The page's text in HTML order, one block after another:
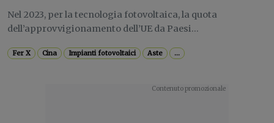
Nel 2023, per la tecnologia fotovoltaica, la quota
dell’approvvigionamento dell’UE da Paesi...
Fer X Cina Impianti fotovoltaici Aste ...